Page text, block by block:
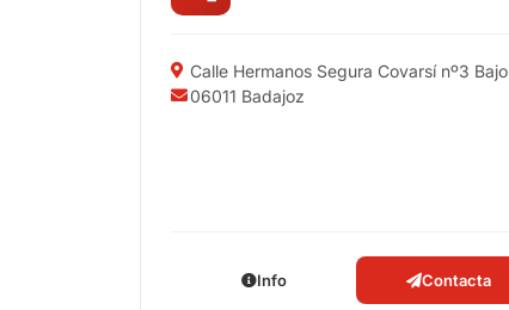
Calle Hermanos Segura Covarsí nº3 Bajo
06011 Badajoz
Info Contacta